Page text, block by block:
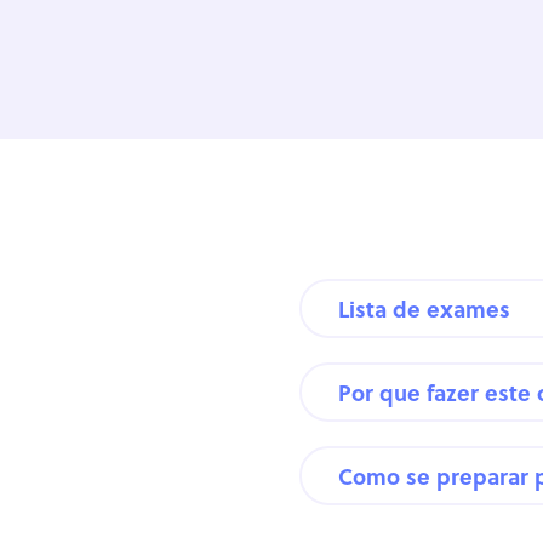
Lista de exames
Por que fazer este
Como se preparar